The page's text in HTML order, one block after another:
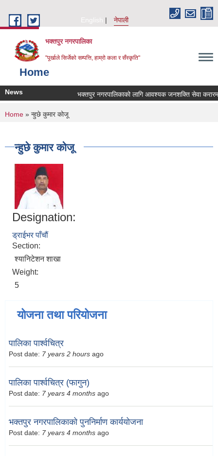
English
नेपाली
भक्तपुर नगरपालिका
"पूर्खाले सिर्जेको सम्पत्ति, हाम्रो कला र सँस्कृति"
Home
News भक्तपुर नगरपालिकाको लागि आवश्यक जनशक्ति सेवा करारमा
You are here
Home » न्हुछे कुमार कोजू
न्हुछे कुमार कोजू
Designation:
ड्राईभर पाँचौं
Section:
श्यानिटेशन शाखा
Weight:
5
योजना तथा परियोजना
पालिका पार्श्वचित्र
Post date: 7 years 2 hours ago
पालिका पार्श्वचित्र (फागुन)
Post date: 7 years 4 months ago
भक्तपुर नगरपालिकाको पुननिर्माण कार्ययोजना
Post date: 7 years 4 months ago